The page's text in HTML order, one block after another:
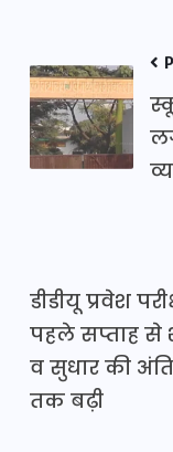
डीडीयू प्रवेश
पहले सप्ताह से
व सुधार की
तक बढ़ी